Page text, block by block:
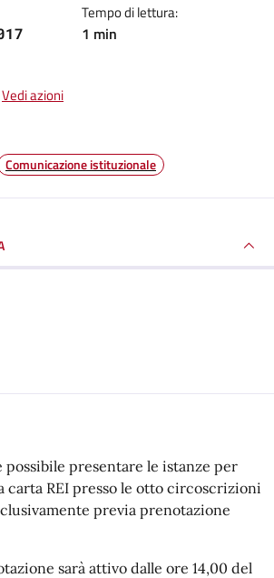
Tempo di lettura:
1 min
Vedi azioni
Comunicazione istituzionale
possibile presentare le istanze per
carta REI presso le otto circoscrizioni
previa prenotazione
sarà attivo dalle ore 14,00 del